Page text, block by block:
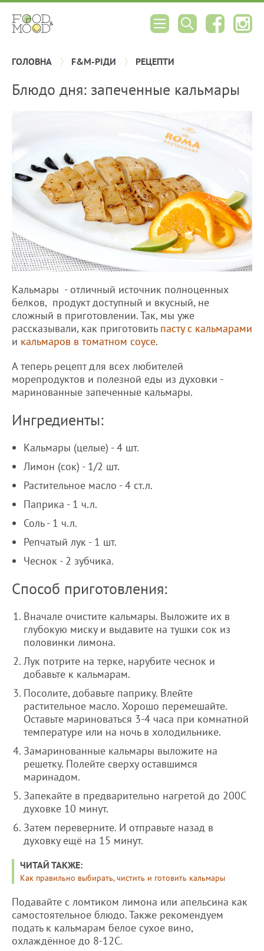
ГОЛОВНА F&M-РІДИ РЕЦЕПТИ
Блюдо дня: запеченные кальмары
Кальмары - отличный источник полноценных
белков, продукт доступный и вкусный, не
сложный в приготовлении. Так, мы уже
рассказывали, как приготовить пасту с кальмарами
и кальмаров в томатном соусе.
А теперь рецепт для всех любителей
морепродуктов и полезной еды из духовки -
маринованные запеченные кальмары.
Ингредиенты:
Кальмары (целые) - 4 шт.
Лимон (сок) - 1/2 шт.
Растительное масло - 4 ст.л.
Паприка - 1 ч.л.
Соль - 1 ч.л.
Репчатый лук - 1 шт.
Чеснок - 2 зубчика.
Способ приготовления:
Вначале очистите кальмары. Выложите их в
глубокую миску и выдавите на тушки сок из
половинки лимона.
Лук потрите на терке, нарубите чеснок и
добавьте к кальмарам.
Посолите, добавьте паприку. Влейте
растительное масло. Хорошо перемешайте.
Оставьте мариноваться 3-4 часа при комнатной
температуре или на ночь в холодильнике.
Замаринованные кальмары выложите на
решетку. Полейте сверху оставшимся
маринадом.
Запекайте в предварительно нагретой до 200С
духовке 10 минут.
Затем переверните. И отправьте назад в
духовку ещё на 15 минут.
ЧИТАЙ ТАКЖЕ:
Как правильно выбирать, чистить и готовить кальмары
Подавайте с ломтиком лимона или апельсина как
самостоятельное блюдо. Также рекомендуем
подать к кальмарам белое сухое вино,
охлаждённое до 8-12С.